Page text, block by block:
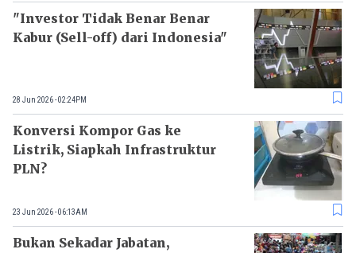
"Investor Tidak Benar Benar
Kabur (Sell-off) dari Indonesia"
28 Jun 2026 - 02:24PM
Konversi Kompor Gas ke
Listrik, Siapkah Infrastruktur
PLN?
23 Jun 2026 - 06:13AM
Bukan Sekadar Jabatan,